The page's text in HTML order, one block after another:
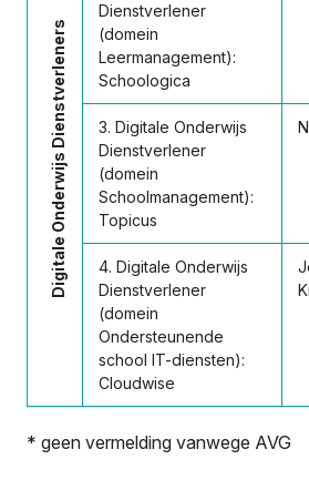
Digitale Onderwijs Dienstverleners
Dienstverlener
(domein
Leermanagement):
Schoologica
3. Digitale Onderwijs
Dienstverlener
(domein
Schoolmanagement):
Topicus
4. Digitale Onderwijs
Dienstverlener
(domein
Ondersteunende
school IT-diensten):
Cloudwise
* geen vermelding vanwege AVG